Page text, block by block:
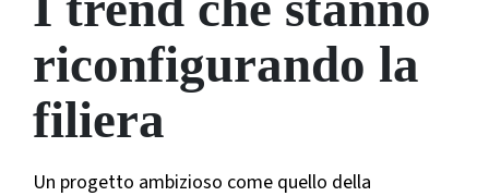
riconfigurando la
filiera
Un progetto ambizioso come quello della